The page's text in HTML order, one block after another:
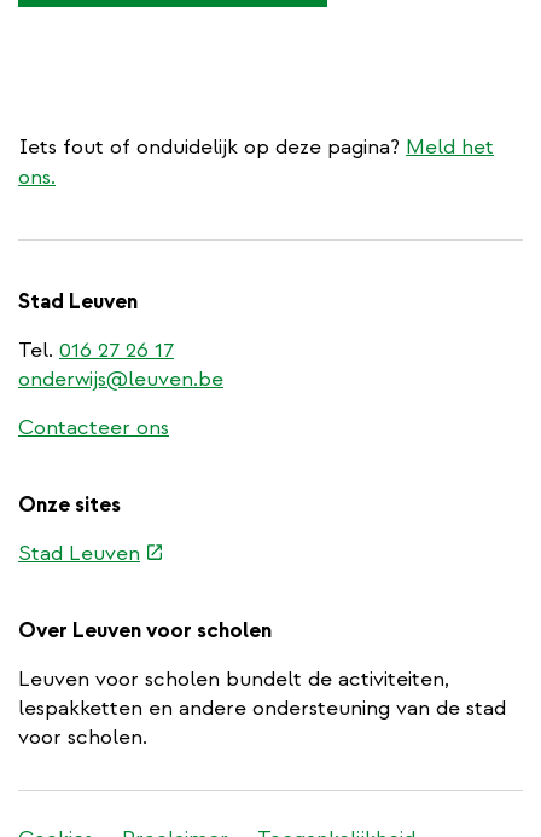
Iets fout of onduidelijk op deze pagina? Meld het
ons.
Stad Leuven
Tel. 016 27 26 17
onderwijs@leuven.be
Contacteer ons
Onze sites
Stad Leuven (externe
Over Leuven voor scholen
Leuven voor scholen bundelt de activiteiten,
lespakketten en andere ondersteuning van de stad
voor scholen.